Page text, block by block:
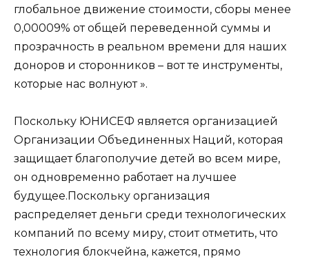
глобальное движение стоимости, сборы менее
0,00009% от общей переведенной суммы и
прозрачность в реальном времени для наших
доноров и сторонников – вот те инструменты,
которые нас волнуют ».
Поскольку ЮНИСЕФ является организацией
Организации Объединенных Наций, которая
защищает благополучие детей во всем мире,
он одновременно работает на лучшее
будущее.Поскольку организация
распределяет деньги среди технологических
компаний по всему миру, стоит отметить, что
технология блокчейна, кажется, прямо